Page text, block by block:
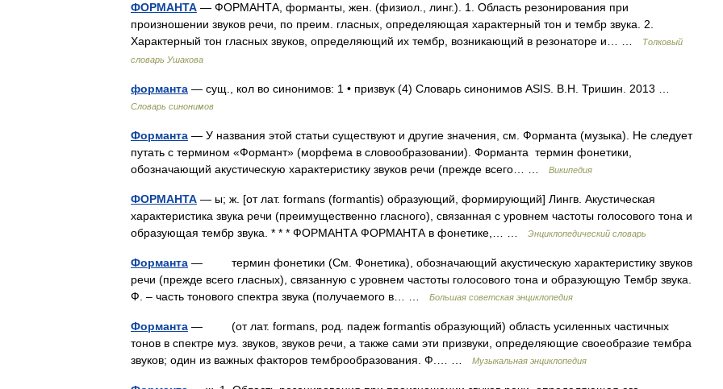
ФОРМАНТА — ФОРМАНТА, форманты, жен. (физиол., линг.). 1. Область резонирования при
произношении звуков речи, по преим. гласных, определяющая характерный тон и тембр звука. 2.
Характерный тон гласных звуков, определяющий их тембр, возникающий в резонаторе и… …
Толковый
словарь Ушакова
форманта — сущ., кол во синонимов: 1 • призвук (4) Словарь синонимов ASIS. В.Н. Тришин. 2013 …
Словарь синонимов
Форманта — У названия этой статьи существуют и другие значения, см. Форманта (музыка). Не следует
путать с термином «Формант» (морфема в словообразовании). Форманта термин фонетики,
обозначающий акустическую характеристику звуков речи (прежде всего… …
Википедия
ФОРМАНТА — ы; ж. [от лат. formans (formantis) образующий, формирующий] Лингв. Акустическая
характеристика звука речи (преимущественно гласного), связанная с уровнем частоты голосового тона и
образующая тембр звука. * * * ФОРМАНТА ФОРМАНТА в фонетике,… …
Энциклопедический словарь
Форманта — термин фонетики (См. Фонетика), обозначающий акустическую характеристику звуков
речи (прежде всего гласных), связанную с уровнем частоты голосового тона и образующую Тембр звука.
Ф. – часть тонового спектра звука (получаемого в… …
Большая советская энциклопедия
Форманта — (от лат. formans, род. падеж formantis образующий) область усиленных частичных
тонов в спектре муз. звуков, звуков речи, а также сами эти призвуки, определяющие своеобразие тембра
звуков; один из важных факторов темброобразования. Ф.… …
Музыкальная энциклопедия